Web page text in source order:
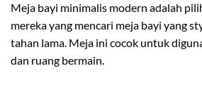
Meja bayi minimalis modern adalah
mereka yang mencari meja bayi yang
tahan lama. Meja ini cocok untuk
dan ruang bermain.